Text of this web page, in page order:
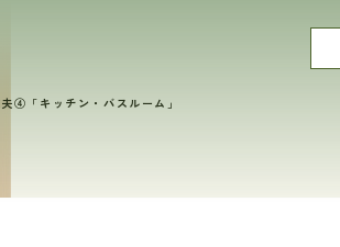
④「キッチン・バスルーム」